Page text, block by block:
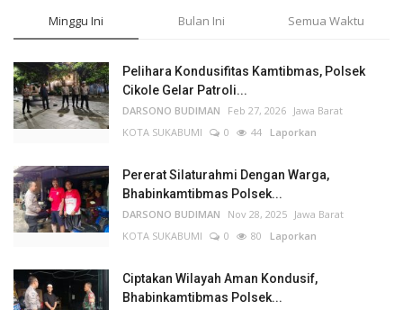
Minggu Ini Bulan Ini Semua Waktu
Pelihara Kondusifitas Kamtibmas, Polsek
Cikole Gelar Patroli...
DARSONO BUDIMAN Feb 27, 2026 Jawa Barat
KOTA SUKABUMI
0 44 Laporkan
Pererat Silaturahmi Dengan Warga,
Bhabinkamtibmas Polsek...
DARSONO BUDIMAN Nov 28, 2025 Jawa Barat
KOTA SUKABUMI
0 80 Laporkan
Ciptakan Wilayah Aman Kondusif,
Bhabinkamtibmas Polsek...